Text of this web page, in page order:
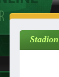
Stadion